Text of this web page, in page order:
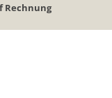
Rechnung